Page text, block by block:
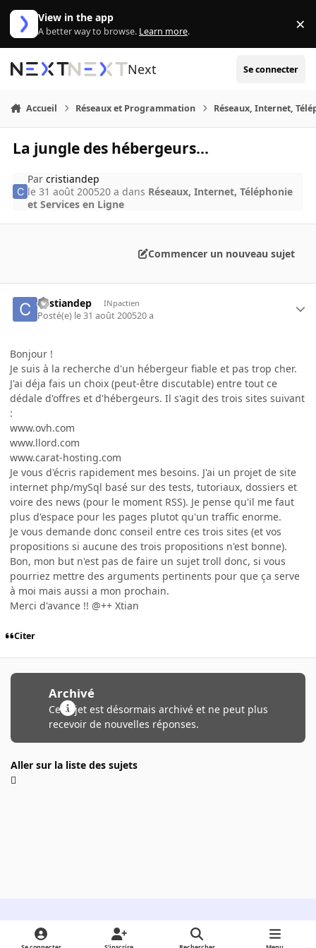
Aller au contenu
View in the app
A better way to browse. Learn more. ×
Next Se connecter
Accueil Réseaux et Programmation Réseaux, Internet,
La jungle des hébergeurs...
Parcristiandep
le 31 août 200520 a dans Réseaux, Internet, Téléphonie
et Services en Ligne
Commencer un nouveau sujet
cristiandep INpactien
Posté(e) le 31 août 200520 a
Bonjour !
Je suis à la recherche d'un hébergeur fiable et pas trop cher.
J'ai déja fais un choix (peut-être discutable) entre tout ce
dédale d'offres et d'hébergeurs. Il s'agit des trois sites suivant
:
www.ovh.com
www.llord.com
www.carat-hosting.com
Je vous d'écris rapidement mes besoins. J'ai un projet de site
internet php/mySql basé sur des tests, tutoriaux, dossiers et
voire des news (pour le moment RSS). Je pense qu'il me faut
plus d'espace pour les pages plutot qu'un traffic enorme.
Je vous demande donc conseil entre ces trois sites (et vos
propositions si aucune des trois propositions n'est bonne).
Bon, mon but n'est pas de faire un sujet troll donc, si vous
pourriez mettre des arguments pertinents pour que ça serve
à moi mais aussi a mon prochain.
Merci d'avance !! @++ Xtian
Citer
Archivé
Ce sujet est désormais archivé et ne peut plus
recevoir de nouvelles réponses.
Aller sur la liste des sujets
Light ModeDark ModeSystem Preference